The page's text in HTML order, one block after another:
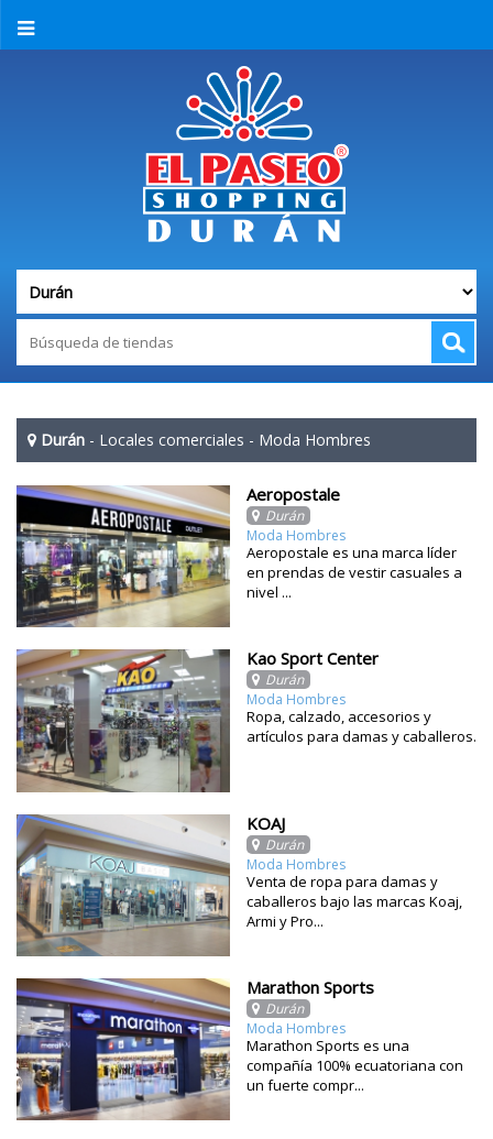
Durán - Locales comerciales - Moda Hombres
Aeropostale
Durán
Moda Hombres
Aeropostale es una marca líder
en prendas de vestir casuales a
nivel ...
Kao Sport Center
Durán
Moda Hombres
Ropa, calzado, accesorios y
artículos para damas y caballeros.
KOAJ
Durán
Moda Hombres
Venta de ropa para damas y
caballeros bajo las marcas Koaj,
Armi y Pro...
Marathon Sports
Durán
Moda Hombres
Marathon Sports es una
compañía 100% ecuatoriana con
un fuerte compr...